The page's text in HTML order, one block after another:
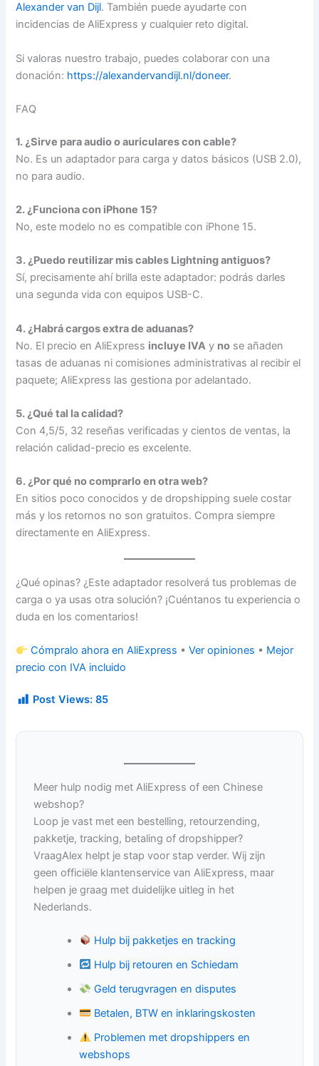
Alexander van Dijl. También puede ayudarte con
incidencias de AliExpress y cualquier reto digital.
Si valoras nuestro trabajo, puedes colaborar con una
donación: https://alexandervandijl.nl/doneer.
FAQ
1. ¿Sirve para audio o auriculares con cable?
No. Es un adaptador para carga y datos básicos (USB 2.0),
no para audio.
2. ¿Funciona con iPhone 15?
No, este modelo no es compatible con iPhone 15.
3. ¿Puedo reutilizar mis cables Lightning antiguos?
Sí, precisamente ahí brilla este adaptador: podrás darles
una segunda vida con equipos USB-C.
4. ¿Habrá cargos extra de aduanas?
No. El precio en AliExpress incluye IVA y no se añaden
tasas de aduanas ni comisiones administrativas al recibir el
paquete; AliExpress las gestiona por adelantado.
5. ¿Qué tal la calidad?
Con 4,5/5, 32 reseñas verificadas y cientos de ventas, la
relación calidad-precio es excelente.
6. ¿Por qué no comprarlo en otra web?
En sitios poco conocidos y de dropshipping suele costar
más y los retornos no son gratuitos. Compra siempre
directamente en AliExpress.
¿Qué opinas? ¿Este adaptador resolverá tus problemas de
carga o ya usas otra solución? ¡Cuéntanos tu experiencia o
duda en los comentarios!
Cómpralo ahora en AliExpress •Ver opiniones • Mejor
precio con IVA incluido
Post Views: 85
Meer hulp nodig met AliExpress of een Chinese
webshop?
Loop je vast met een bestelling, retourzending,
pakketje, tracking, betaling of dropshipper?
VraagAlex helpt je stap voor stap verder. Wij zijn
geen officiële klantenservice van AliExpress, maar
helpen je graag met duidelijke uitleg in het
Nederlands.
Hulp bij pakketjes en tracking
Hulp bij retouren en Schiedam
Geld terugvragen en disputes
Betalen, BTW en inklaringskosten
Problemen met dropshippers en
webshops